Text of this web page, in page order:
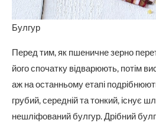
Булгур
Перед тим, як пшеничне зерно
його спочатку відварюють, потім
аж на останньому етапі
грубий, середній та тонкий, існує
нешліфований булгур. Дрібний